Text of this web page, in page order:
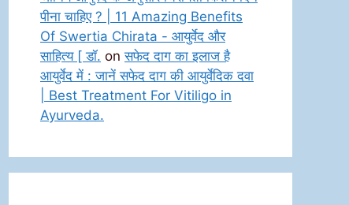
पीना चाहिए ? | 11 Amazing Benefits
Of Swertia Chirata - आयुर्वेद और
साहित्य [ डॉ. onसफेद दाग का इलाज है
आयुर्वेद में : जानें सफेद दाग की आयुर्वेदिक दवा
| Best Treatment For Vitiligo in
Ayurveda.